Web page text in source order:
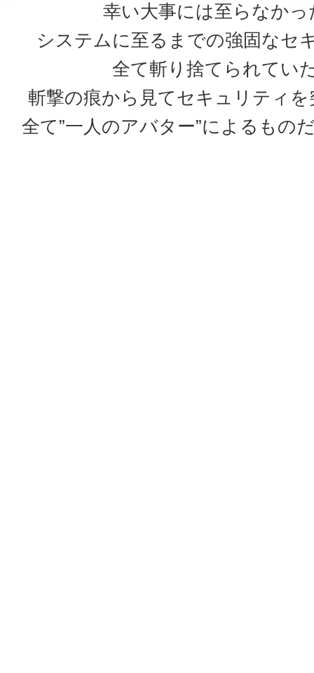
幸い大事には至らなかっ
システムに至るまでの強固なセ
全て斬り捨てられてい
斬撃の痕から見てセキュリティ
全て”一人のアバター”によるもの